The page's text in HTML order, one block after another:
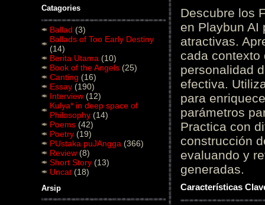
Catagories
Ballad (3)
Ballads of Too Early Destiny
(14)
Berita Utama (10)
Book of the Angels (25)
Canting (16)
Essay (190)
Interview (12)
Kulya* in deep space of
Philosophy (14)
Poems (42)
Poetry (19)
PUstaka puJAngga (366)
Review (8)
Short Story (13)
Uncat (18)
Arsip
Descubre los
en Playbun AI
atractivas.
cada contexto
personalidad
efectiva.
para
parámetros
Practica con
construcción
evaluando y
generadas.
Características